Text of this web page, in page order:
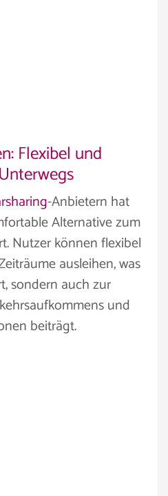
Flexibel und
-Anbietern hat
Alternative zum
Nutzer können flexibel
ausleihen, was
sondern auch zur
und
beiträgt.